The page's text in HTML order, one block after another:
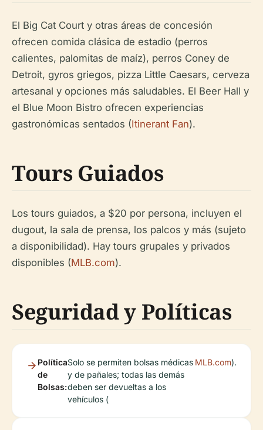
El Big Cat Court y otras áreas de concesión
ofrecen comida clásica de estadio (perros
calientes, palomitas de maíz), perros Coney de
Detroit, gyros griegos, pizza Little Caesars, cerveza
artesanal y opciones más saludables. El Beer Hall y
el Blue Moon Bistro ofrecen experiencias
gastronómicas sentados (Itinerant Fan).
Tours Guiados
Los tours guiados, a $20 por persona, incluyen el
dugout, la sala de prensa, los palcos y más (sujeto
a disponibilidad). Hay tours grupales y privados
disponibles (MLB.com).
Seguridad y Políticas
Política
de
Bolsas:
Solo se permiten bolsas médicas
y de pañales; todas las demás
deben ser devueltas a los
vehículos (
MLB.com).